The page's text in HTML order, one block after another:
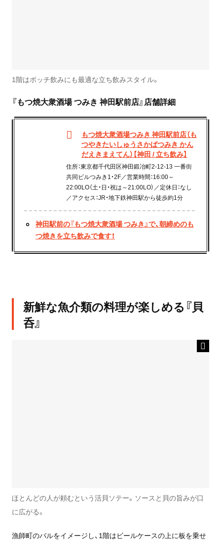
1階はボッチ飲みにも最適な立ち飲みスタイル。
『もつ焼大衆酒場 つみき 神田駅前店』店舗詳細
もつ焼大衆酒場つみき 神田駅前店（も
つやきたいしゅうさかばつみき かん
だえきまえてん）【神田 / 立ち飲み】
住所：東京都千代田区神田鍛冶町2-12-13 一番街
共同ビルつみき1・2F／営業時間：16:00～
22:00LO（土・日・祝は～21:00LO）／定休日：なし
／アクセス：JR・地下鉄神田駅から徒歩約1分
神田駅前の『もつ焼大衆酒場 つみき』で、朝締めのも
つ焼きを立ち飲みで食す！
新鮮な魚介類の料理が楽しめる『貝
呑』
ほとんどの人が頼むという活貝ソテー。ソースと貝の旨みが口
に広がる。
漁師町のバルをイメージし、1階はビールケースの上に板を乗せ